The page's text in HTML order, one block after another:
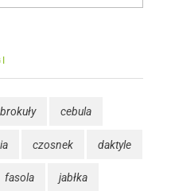
brokuły cebula
czosnek daktyle
fasola jabłka